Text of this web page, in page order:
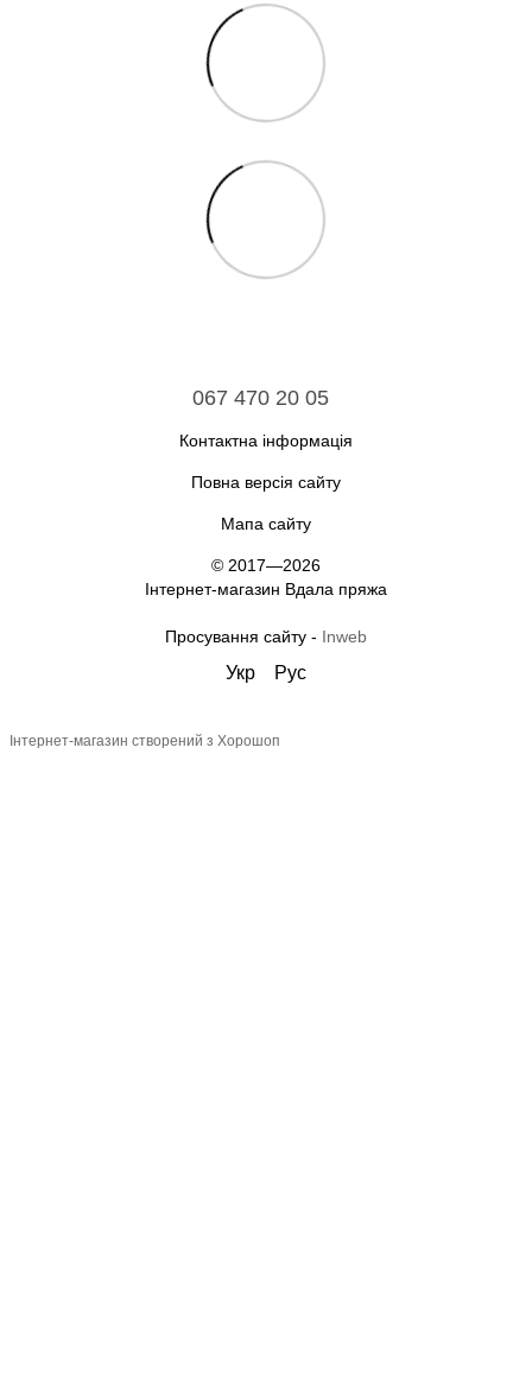
067 470 20 05
Контактна інформація
Повна версія сайту
Мапа сайту
© 2017—2026
Інтернет-магазин Вдала пряжа
Просування сайту - Inweb
Укр Рус
Інтернет-магазин створений з Хорошоп